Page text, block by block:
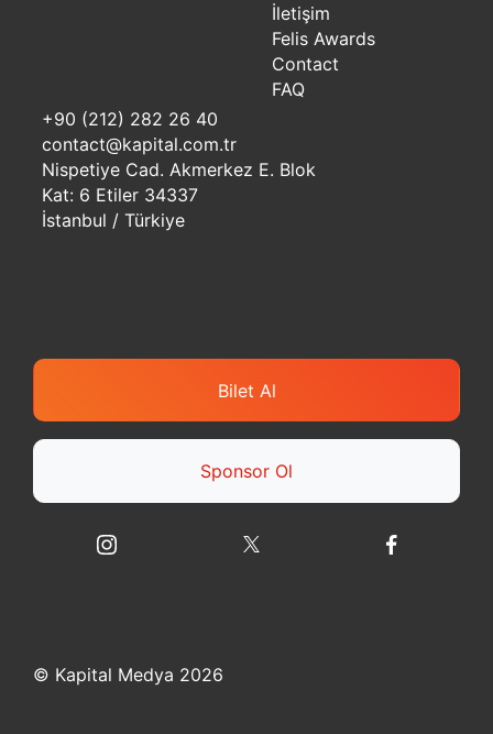
İletişim
Felis Awards
Contact
FAQ
+90 (212) 282 26 40
contact@kapital.com.tr
Nispetiye Cad. Akmerkez E. Blok
Kat: 6 Etiler 34337
İstanbul / Türkiye
Bilet Al
Sponsor Ol
© Kapital Medya 2026